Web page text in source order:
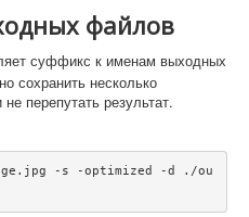
файлов
суффикс к именам выходных
сохранить несколько
перепутать результат.
-s -optimized -d ./ou